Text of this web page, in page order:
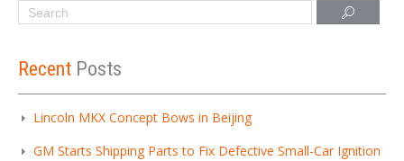
Recent Posts
Lincoln MKX Concept Bows in Beijing
GM Starts Shipping Parts to Fix Defective Small-Car Ignition